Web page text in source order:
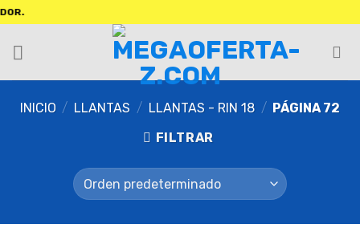
INICIO / LLANTAS / LLANTAS - RIN 18 / PÁGINA 72
FILTRAR